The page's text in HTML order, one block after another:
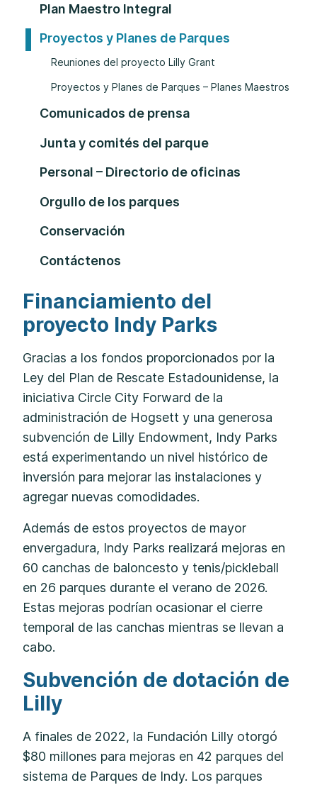
Plan Maestro Integral
Proyectos y Planes de Parques
Reuniones del proyecto Lilly Grant
Proyectos y Planes de Parques – Planes Maestros
Comunicados de prensa
Junta y comités del parque
Personal – Directorio de oficinas
Orgullo de los parques
Conservación
Contáctenos
Financiamiento del
proyecto Indy Parks
Gracias a los fondos proporcionados por la
Ley del Plan de Rescate Estadounidense, la
iniciativa Circle City Forward de la
administración de Hogsett y una generosa
subvención de Lilly Endowment, Indy Parks
está experimentando un nivel histórico de
inversión para mejorar las instalaciones y
agregar nuevas comodidades.
Además de estos proyectos de mayor
envergadura, Indy Parks realizará mejoras en
60 canchas de baloncesto y tenis/pickleball
en 26 parques durante el verano de 2026.
Estas mejoras podrían ocasionar el cierre
temporal de las canchas mientras se llevan a
cabo.
Subvención de dotación de
Lilly
A finales de 2022, la Fundación Lilly otorgó
$80 millones para mejoras en 42 parques del
sistema de Parques de Indy. Los parques